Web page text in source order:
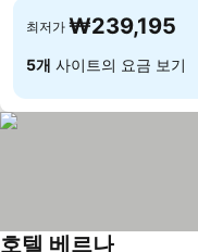
최저가 ₩239,195
5개 사이트의 요금 보기
호텔 베르나